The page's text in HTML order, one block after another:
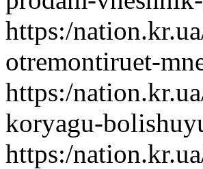
https:/
otremontiruet-
https:/
koryagu-
https:/